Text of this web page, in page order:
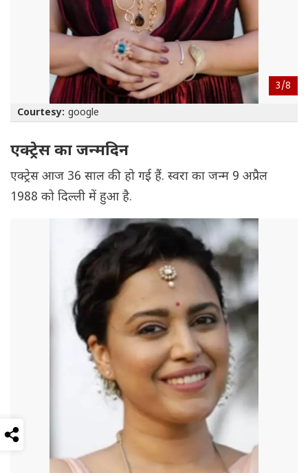
3/8
Courtesy: google
एक्ट्रेस का जन्मदिन
एक्ट्रेस आज 36 साल की हो गई हैं. स्वरा का जन्म 9 अप्रैल
1988 को दिल्ली में हुआ है.